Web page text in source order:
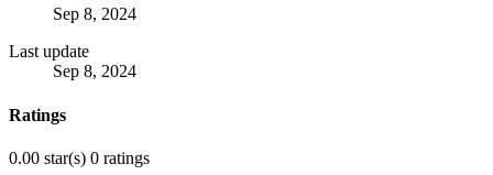
Sep 8, 2024
Last update
Sep 8, 2024
Ratings
0.00 star(s) 0 ratings